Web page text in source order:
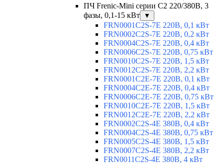
ПЧ Frenic-Mini серии С2 220/380В, 3
фазы, 0,1-15 кВт
▼
FRN0001C2S-7E 220В, 0,1 кВт
FRN0002C2S-7E 220В, 0,2 кВт
FRN0004C2S-7E 220В, 0,4 кВт
FRN0006C2S-7E 220В, 0,75 кВт
FRN0010C2S-7E 220В, 1,5 кВт
FRN0012C2S-7E 220В, 2,2 кВт
FRN0001C2E-7E 220В, 0,1 кВт
FRN0004C2E-7E 220В, 0,4 кВт
FRN0006C2E-7E 220В, 0,75 кВт
FRN0010C2E-7E 220В, 1,5 кВт
FRN0012C2E-7E 220В, 2,2 кВт
FRN0002C2S-4E 380В, 0,4 кВт
FRN0004C2S-4E 380В, 0,75 кВт
FRN0005C2S-4E 380В, 1,5 кВт
FRN0007C2S-4E 380В, 2,2 кВт
FRN0011C2S-4E 380В, 4 кВт